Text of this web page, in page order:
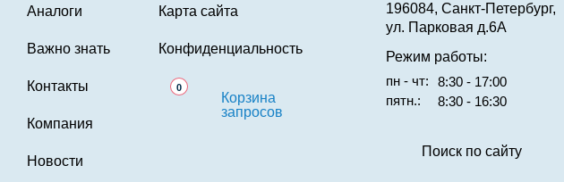
Аналоги
Важно знать
Контакты
Компания
Новости
Карта сайта
Конфиденциальность
0
Корзина
запросов
196084, Санкт-Петербург,
ул. Парковая д.6А
Режим работы:
пн - чт:
8:30 - 17:00
пятн.:
8:30 - 16:30
Поиск по сайту